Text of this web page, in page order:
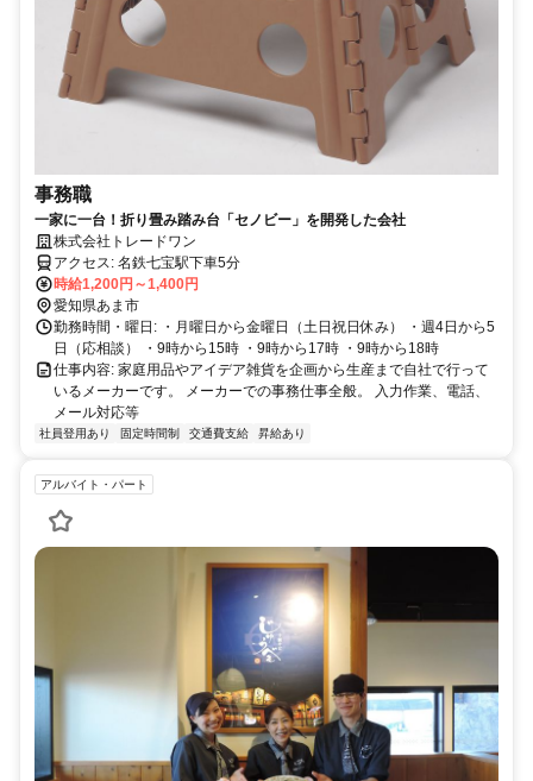
事務職
一家に一台！折り畳み踏み台「セノビー」を開発した会社
株式会社トレードワン
アクセス: 名鉄七宝駅下車5分
時給1,200円～1,400円
愛知県あま市
勤務時間・曜日: ・月曜日から金曜日（土日祝日休み） ・週4日から5
日（応相談） ・9時から15時 ・9時から17時 ・9時から18時
仕事内容: 家庭用品やアイデア雑貨を企画から生産まで自社で行って
いるメーカーです。 メーカーでの事務仕事全般。 入力作業、電話、
メール対応等
社員登用あり 固定時間制 交通費支給 昇給あり
アルバイト・パート